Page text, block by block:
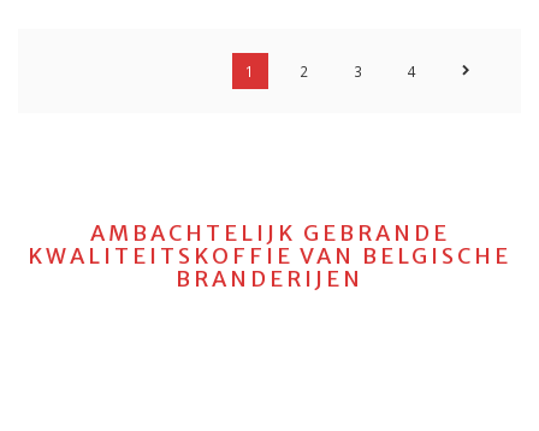
1 2 3 4
AMBACHTELIJK GEBRANDE
KWALITEITSKOFFIE VAN BELGISCHE
BRANDERIJEN